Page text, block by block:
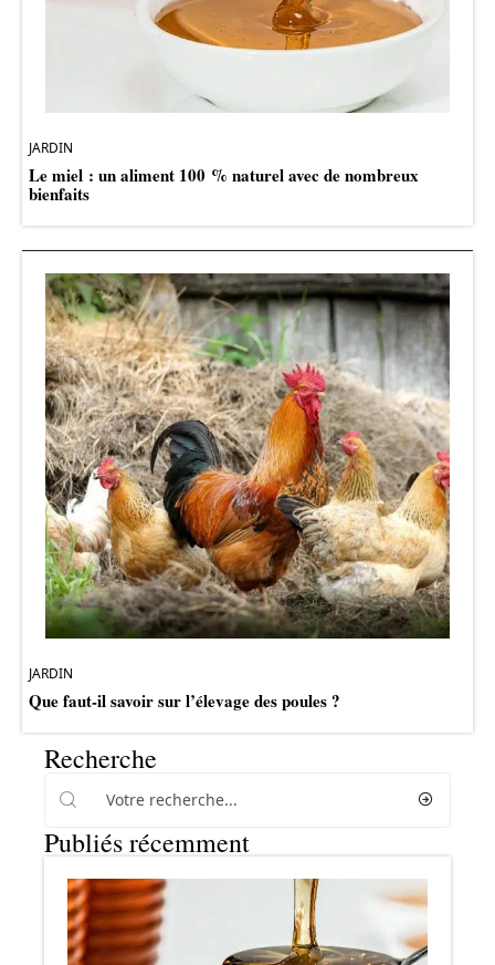
JARDIN
Le miel : un aliment 100 % naturel avec de nombreux
bienfaits
JARDIN
Que faut-il savoir sur l’élevage des poules ?
Recherche
Publiés récemment